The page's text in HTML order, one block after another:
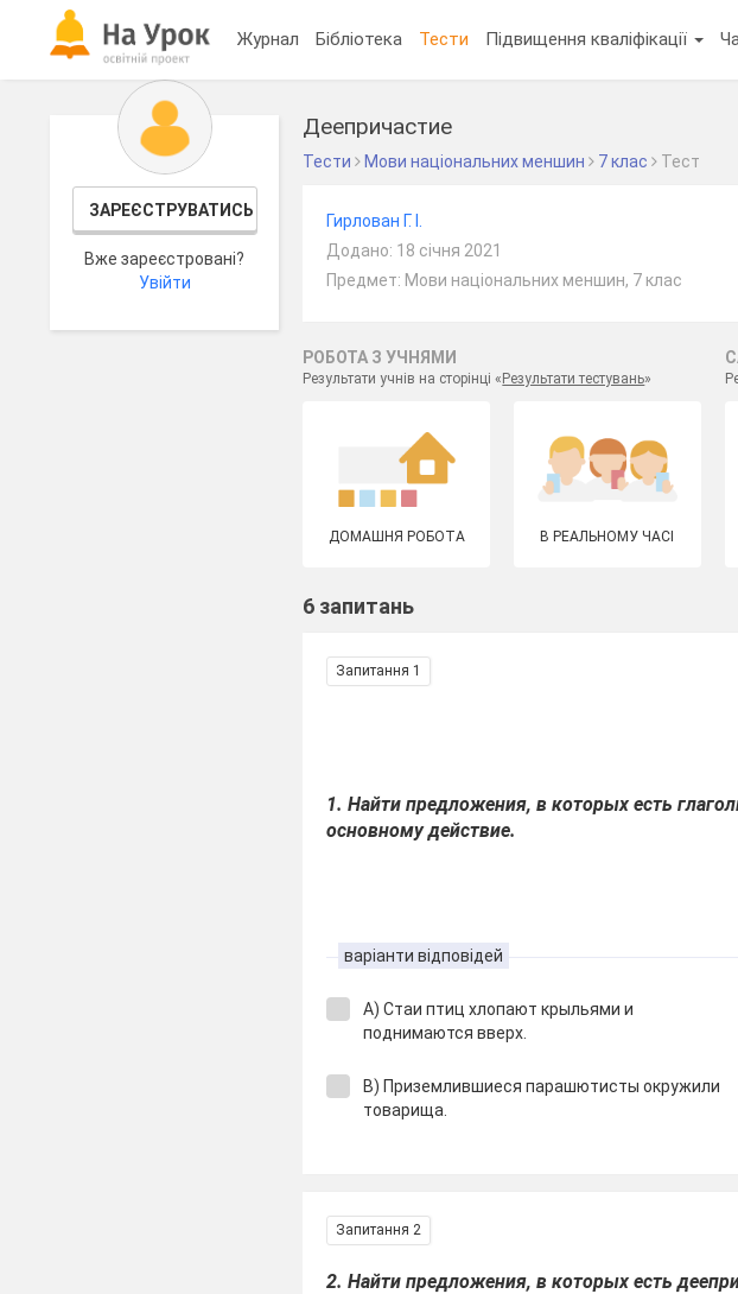
Журнал Бібліотека Тести Підвищення кваліфікації
ЗАРЕЄСТРУВАТИСЬ
Вже зареєстровані?
Увійти
Деепричастие
Тести Мови національних меншин 7 клас Тест
Гирлован Г. І.
Додано: 18 січня 2021
Предмет: Мови національних меншин, 7 клас
РОБОТА З УЧНЯМИ
Результати учнів на сторінці « Результати тестувань»
ДОМАШНЯ РОБОТА В РЕАЛЬНОМУ ЧАСІ
6 запитань
Запитання 1
1. Найти предложения, в которых есть
основному действие.
варіанти відповідей
А) Стаи птиц хлопают крыльями и
поднимаются вверх.
В) Приземлившиеся парашютисты окружили
товарища.
Запитання 2
2. Найти предложения, в которых есть